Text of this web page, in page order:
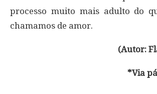
processo muito mais adulto do
chamamos de amor.
(Autor:
*Via